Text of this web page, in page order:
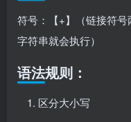
符号：【+】（链接符
字符串就会执行）
语法规则：
区分大小写